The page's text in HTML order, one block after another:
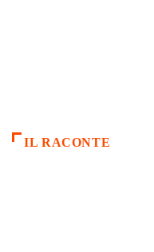
IL RACONTE